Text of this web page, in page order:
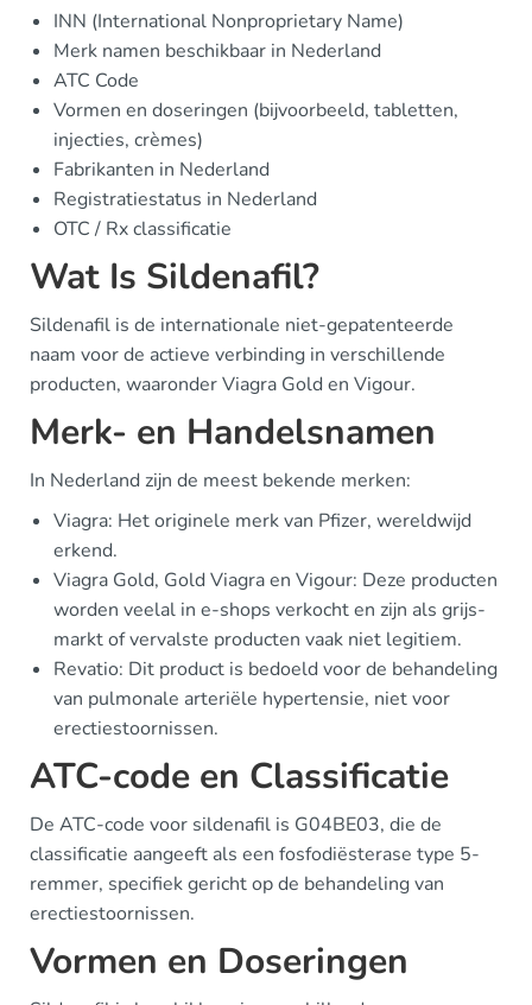
INN (International Nonproprietary Name)
Merk namen beschikbaar in Nederland
ATC Code
Vormen en doseringen (bijvoorbeeld, tabletten,
injecties, crèmes)
Fabrikanten in Nederland
Registratiestatus in Nederland
OTC / Rx classificatie
Wat Is Sildenafil?
Sildenafil is de internationale niet-gepatenteerde
naam voor de actieve verbinding in verschillende
producten, waaronder Viagra Gold en Vigour.
Merk- en Handelsnamen
In Nederland zijn de meest bekende merken:
Viagra: Het originele merk van Pfizer, wereldwijd
erkend.
Viagra Gold, Gold Viagra en Vigour: Deze producten
worden veelal in e-shops verkocht en zijn als grijs-
markt of vervalste producten vaak niet legitiem.
Revatio: Dit product is bedoeld voor de behandeling
van pulmonale arteriële hypertensie, niet voor
erectiestoornissen.
ATC-code en Classificatie
De ATC-code voor sildenafil is G04BE03, die de
classificatie aangeeft als een fosfodiësterase type 5-
remmer, specifiek gericht op de behandeling van
erectiestoornissen.
Vormen en Doseringen